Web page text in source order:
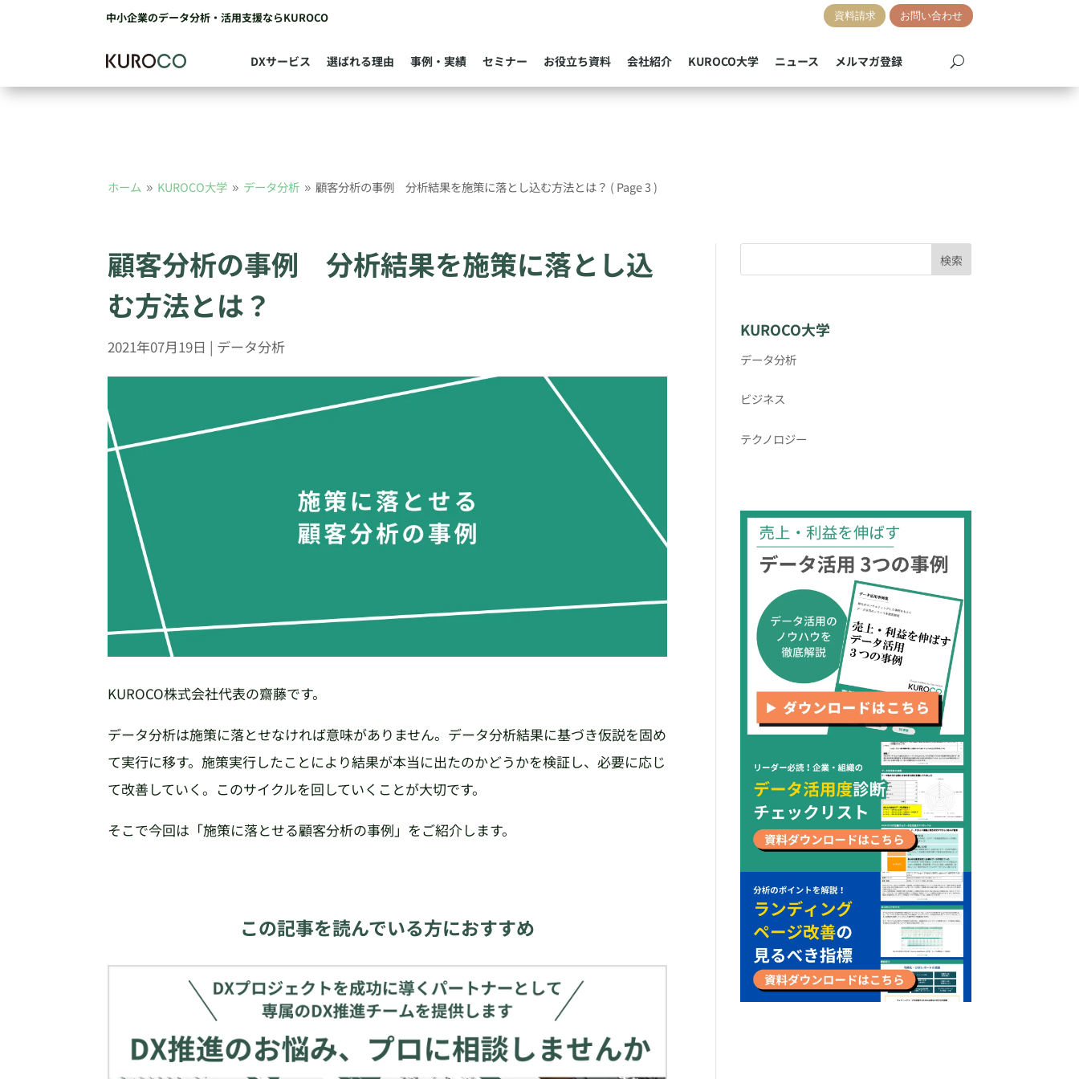
中小企業のデータ分析・活用支援ならKUROCO 資料請求 お問い合わせ
DXサービス 選ばれる理由 事例・実績 セミナー お役立ち資料 会社紹介 KUROCO大学 ニュース メルマガ登録
ホーム 9 KUROCO大学 9 データ分析 9 顧客分析の事例 分析結果を施策に落とし込む方法とは？ ( Page 3 )
顧客分析の事例 分析結果を施策に落とし込
む方法とは？
2021年07月19日 | データ分析
KUROCO株式会社代表の齋藤です。
データ分析は施策に落とせなければ意味がありません。データ分析結果に基づき仮説を固め
て実行に移す。施策実行したことにより結果が本当に出たのかどうかを検証し、必要に応じ
て改善していく。このサイクルを回していくことが大切です。
そこで今回は「施策に落とせる顧客分析の事例」をご紹介します。
この記事を読んでいる方におすすめ
検索
KUROCO大学
データ分析
ビジネス
テクノロジー